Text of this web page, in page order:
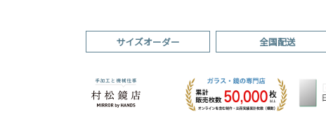
サイズオーダー 全国配送